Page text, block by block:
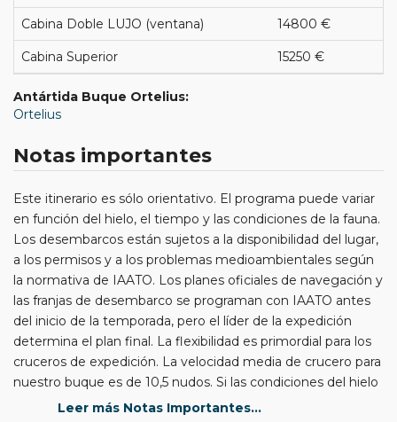
Cabina Doble LUJO (ventana) 14800 €
Cabina Superior 15250 €
Antártida Buque Ortelius:
Ortelius
Notas importantes
Este itinerario es sólo orientativo. El programa puede variar
en función del hielo, el tiempo y las condiciones de la fauna.
Los desembarcos están sujetos a la disponibilidad del lugar,
a los permisos y a los problemas medioambientales según
la normativa de IAATO. Los planes oficiales de navegación y
las franjas de desembarco se programan con IAATO antes
del inicio de la temporada, pero el líder de la expedición
determina el plan final. La flexibilidad es primordial para los
cruceros de expedición. La velocidad media de crucero para
nuestro buque es de 10,5 nudos. Si las condiciones del hielo
son favorables y la ruta a la isla Snow Hill está libre de hielo
Leer más Notas Importantes...